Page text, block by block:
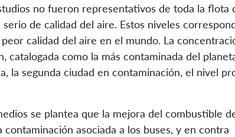
no fueron representativos de toda la flota
de calidad del aire. Estos niveles
calidad del aire en el mundo. La
catalogada como la más contaminada del
la segunda ciudad en contaminación, el nivel
se plantea que la mejora del combustible
asociada a los buses, y en contra